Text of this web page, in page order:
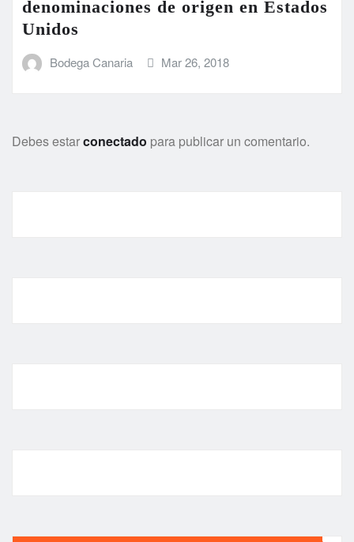
denominaciones de origen en Estados
Unidos
Bodega Canaria Mar 26, 2018
Debes estarconectado para publicar un comentario.